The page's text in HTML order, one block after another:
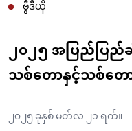
ဗွီဒီယို
၂၀၂၅ အပြည်ပြည်
သစ်တောနှင့်သစ်တော
၂၀၂၅ ခုနှစ် မတ်လ ၂၁ ရက်။